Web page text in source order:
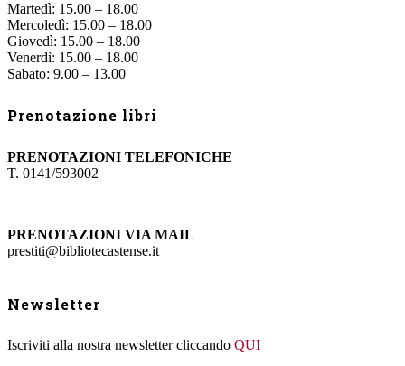
Martedì: 15.00 – 18.00
Mercoledì: 15.00 – 18.00
Giovedì: 15.00 – 18.00
Venerdì: 15.00 – 18.00
Sabato: 9.00 – 13.00
Prenotazione libri
PRENOTAZIONI TELEFONICHE
T. 0141/593002
PRENOTAZIONI VIA MAIL
prestiti@bibliotecastense.it
Newsletter
Iscriviti alla nostra newsletter cliccando QUI